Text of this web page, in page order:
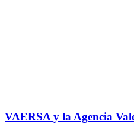
VAERSA y la Agencia